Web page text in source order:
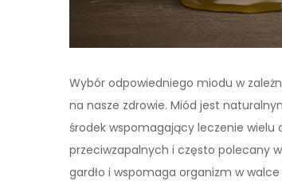
Wybór odpowiedniego miodu w
na nasze zdrowie. Miód jest
środek wspomagający leczenie wielu
przeciwzapalnych i często polecany
gardło i wspomaga organizm w